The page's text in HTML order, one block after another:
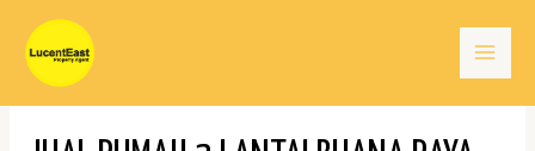
content